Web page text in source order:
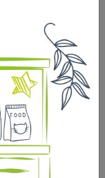
favoriser
une santé
riz,
de maïs,
de blé, gluten
betterave,
soja, huile de
fructo-